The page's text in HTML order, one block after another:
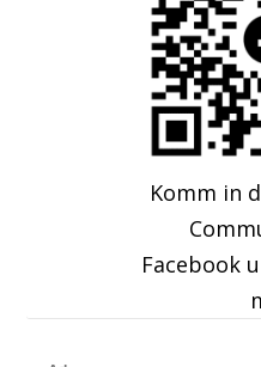
Komm in
Facebook